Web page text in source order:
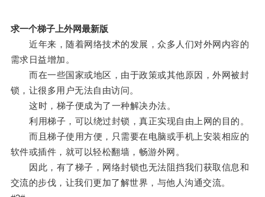
求一个梯子上外网最新版
近年来，随着网络技术的发展，众多人们对外网内容的
需求日益增加。
而在一些国家或地区，由于政策或其他原因，外网被封
锁，让很多用户无法自由访问。
这时，梯子便成为了一种解决办法。
利用梯子，可以绕过封锁，真正实现自由上网的目的。
而且梯子使用方便，只需要在电脑或手机上安装相应的
软件或插件，就可以轻松翻墙，畅游外网。
因此，有了梯子，网络封锁也无法阻挡我们获取信息和
交流的步伐，让我们更加了解世界，与他人沟通交流。